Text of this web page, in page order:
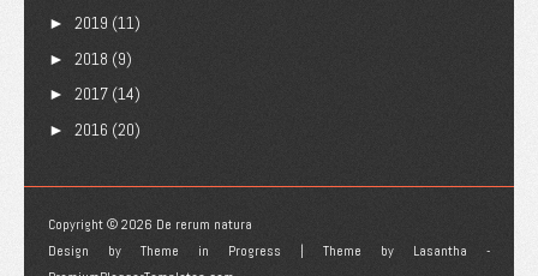
► 2019 (11)
► 2018 (9)
► 2017 (14)
► 2016 (20)
Copyright ©2026 De rerum natura
Design by Theme in Progress | Theme by Lasantha -